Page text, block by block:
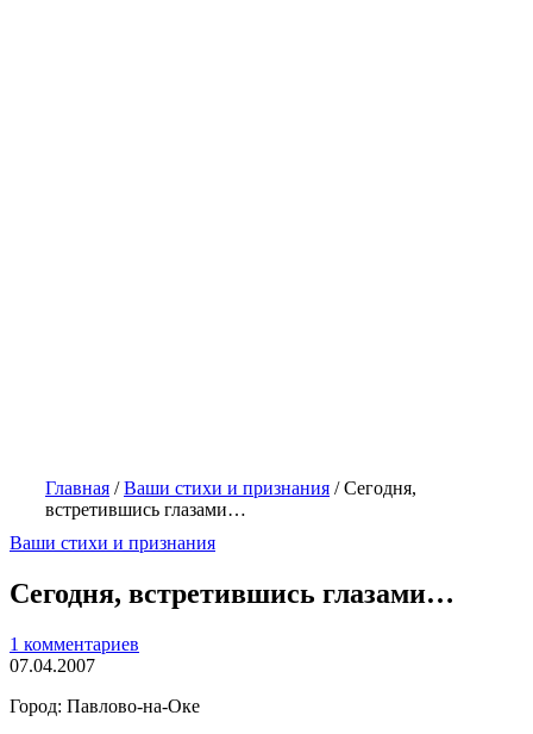
Главная /Ваши стихи и признания /Сегодня,
встретившись глазами…
Ваши стихи и признания
Сегодня, встретившись глазами…
1 комментариев
07.04.2007
Город: Павлово-на-Оке